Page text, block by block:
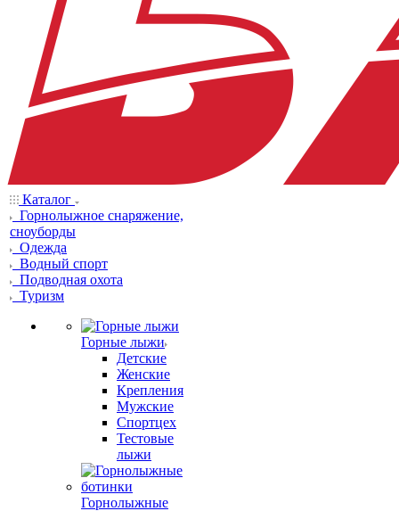
Каталог
Горнолыжное снаряжение,
сноуборды
Одежда
Водный спорт
Подводная охота
Туризм
Горные лыжи
Детские
Женские
Крепления
Мужские
Спортцех
Тестовые
лыжи
Горнолыжные